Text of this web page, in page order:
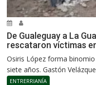
De Gualeguay a La
rescataron víctimas
Osiris López forma
siete años. Gastón
ENTRERRIANÍA